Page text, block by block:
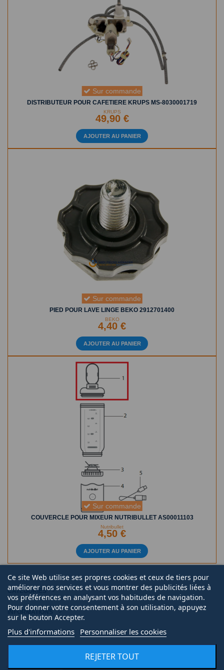
Sur commande
DISTRIBUTEUR POUR CAFETIERE KRUPS MS-8030001719
KRUPS
49,90 €
AJOUTER AU PANIER
Sur commande
PIED POUR LAVE LINGE BEKO 2912701400
BEKO
4,40 €
AJOUTER AU PANIER
Sur commande
COUVERCLE POUR MIXEUR NUTRIBULLET AS00011103
Nutribullet
4,50 €
AJOUTER AU PANIER
CATÉGORIES
INFORMATIONS
NOUS CONTACTER
Ce site Web utilise ses propres cookies et ceux de tiers pour
améliorer nos services et vous montrer des publicités liées à
vos préférences en analysant vos habitudes de navigation.
Pour donner votre consentement à son utilisation, appuyez
sur le bouton Accepter.
Plus d'informations Personnaliser les cookies
REJETER TOUT